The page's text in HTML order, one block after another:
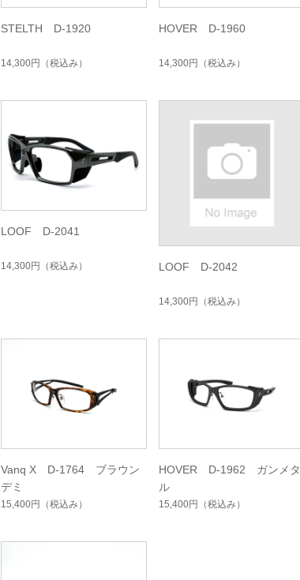
STELTH D-1920
14,300円 （税込み）
HOVER D-1960
14,300円 （税込み）
LOOF D-2041
14,300円 （税込み） LOOF D-2042
14,300円 （税込み）
Vanq X D-1764 ブラウン
デミ
15,400円 （税込み）
HOVER D-1962 ガンメタ
ル
15,400円 （税込み）